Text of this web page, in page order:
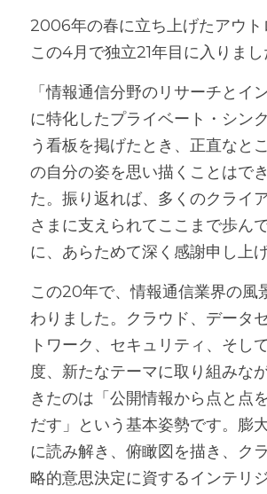
2006年の春に立ち上げたアウト
この4月で独立21年目に入りまし
「情報通信分野のリサーチとイ
に特化したプライベート・シン
う看板を掲げたとき、正直なと
の自分の姿を思い描くことはで
た。振り返れば、多くのクライ
さまに支えられてここまで歩ん
に、あらためて深く感謝申し上げ
この20年で、情報通信業界の風
わりました。クラウド、データ
トワーク、セキュリティ、そし
度、新たなテーマに取り組みな
きたのは「公開情報から点と点
だす」という基本姿勢です。膨
に読み解き、俯瞰図を描き、ク
略的意思決定に資するインテリ